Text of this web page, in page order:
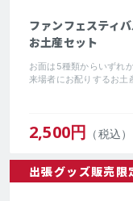
ファンフェスティ
お土産セット
2,500円 （税込）
お面は5種類からいずれ
来場者にお配りするお土
出張グッズ販売限